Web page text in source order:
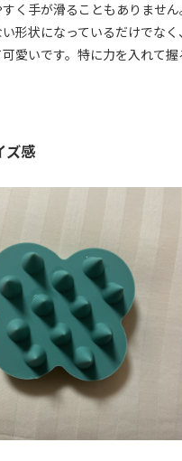
く手が滑ることもありませ
形状になっているだけでな
愛いです。特に力を入れて
ズ感